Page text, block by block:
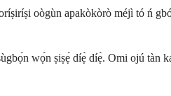
oògùn apakòkòrò méjì tó ń
wọ́n ṣiṣẹ́ díẹ̀ díẹ̀. Omi ojú